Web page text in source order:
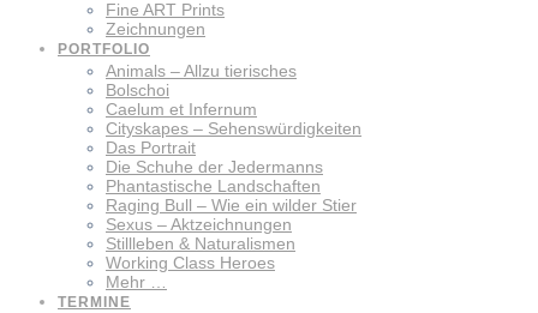
Fine ART Prints
Zeichnungen
PORTFOLIO
Animals – Allzu tierisches
Bolschoi
Caelum et Infernum
Cityskapes – Sehenswürdigkeiten
Das Portrait
Die Schuhe der Jedermanns
Phantastische Landschaften
Raging Bull – Wie ein wilder Stier
Sexus – Aktzeichnungen
Stillleben & Naturalismen
Working Class Heroes
Mehr …
TERMINE